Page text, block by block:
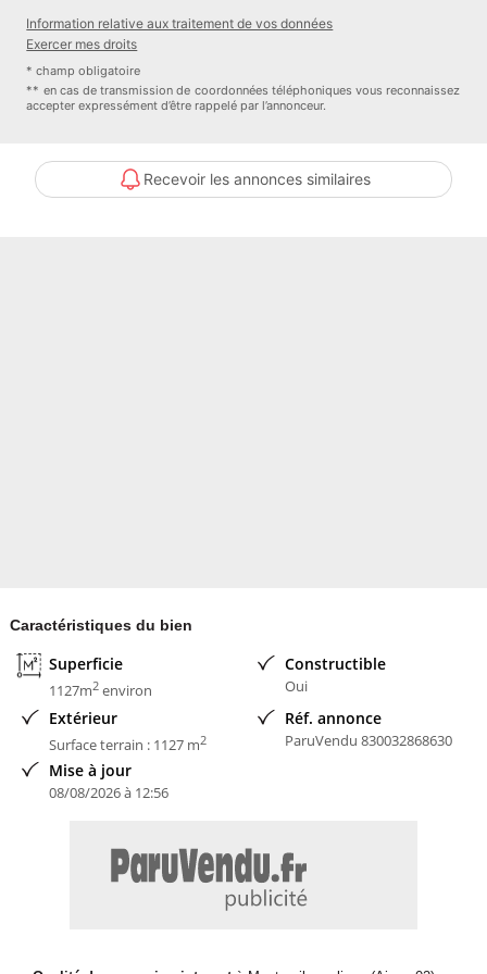
Information relative aux traitement de vos données
Exercer mes droits
* champ obligatoire
** en cas de transmission de coordonnées téléphoniques vous reconnaissez
accepter expressément d’être rappelé par l’annonceur.
Recevoir les annonces similaires
Caractéristiques du bien
Superficie
1127m2environ
Constructible
Oui
Extérieur
Surface terrain : 1127 m2
Réf. annonce
ParuVendu 830032868630
Mise à jour
08/08/2026 à 12:56